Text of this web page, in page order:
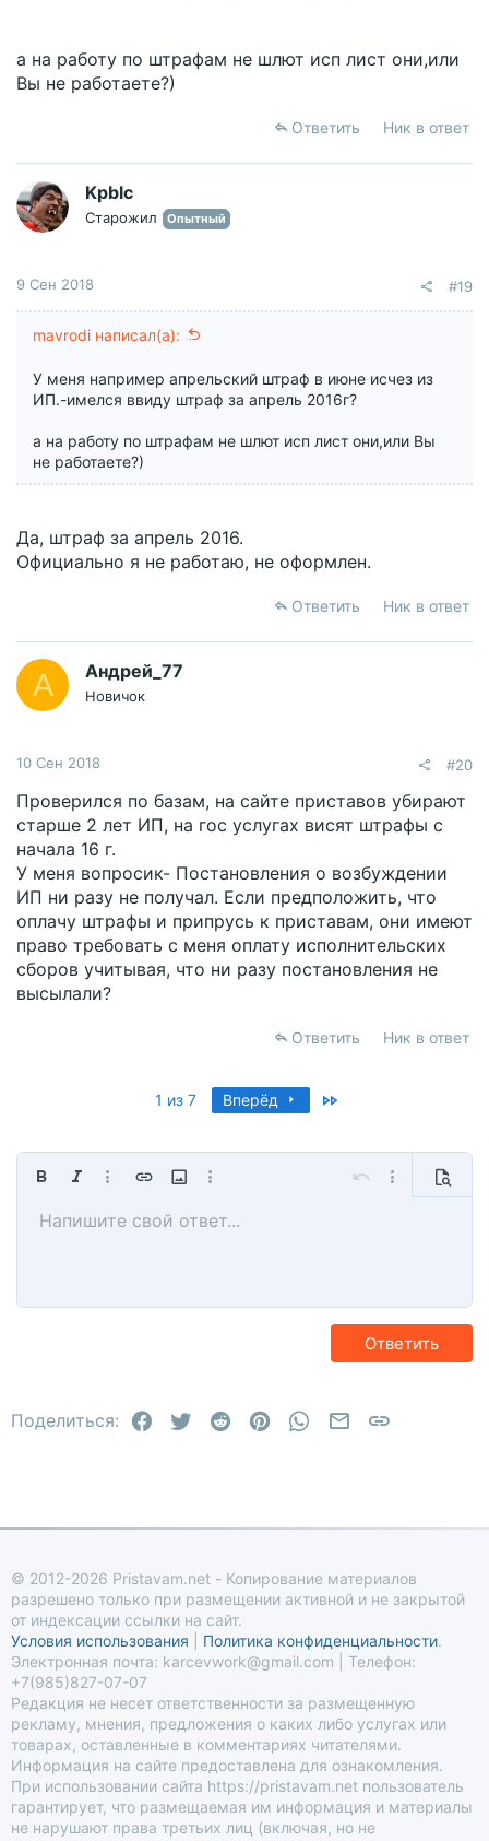
а на работу по штрафам не шлют исп лист они,или
Вы не работаете?)
Ответить Ник в ответ
Kpblc
Старожил Опытный
9 Сен 2018 #19
mavrodi написал(а):
У меня например апрельский штраф в июне исчез из
ИП.-имелся ввиду штраф за апрель 2016г?
а на работу по штрафам не шлют исп лист они,или Вы
не работаете?)
Да, штраф за апрель 2016.
Официально я не работаю, не оформлен.
Ответить Ник в ответ
А Андрей_77
Новичок
10 Сен 2018 #20
Проверился по базам, на сайте приставов убирают
старше 2 лет ИП, на гос услугах висят штрафы с
начала 16 г.
У меня вопросик- Постановления о возбуждении
ИП ни разу не получал. Если предположить, что
оплачу штрафы и припрусь к приставам, они имеют
право требовать с меня оплату исполнительских
сборов учитывая, что ни разу постановления не
высылали?
Ответить Ник в ответ
1 из 7 Вперёд
ЖирныйКурсивДополнительно...
Вставить ссылку
Вставить изображение
Дополнительно... Отменить
Размер шрифта
9
26
Цвет текста
Шрифт Arial
Trebuchet MS
ВыравниваниеПо левому краю
Выравнивание текста
Формат параграфа
Заголовок 2
Зачёркнутый
СмайлыМультицитата
МедиаВставить таблицу
Вставить горизонтальную линию
Спойлер
Повторить
Переключить режим работы редактора
Удалить форматирование
ЧерновикиСохранить черновик
Напишите свой ответ...
Ответить
Поделиться: Facebook
TwitterReddit PinterestWhatsAppЭлектронная
© 2012-2026 Pristavam.net - Копирование материалов
разрешено только при размещении активной и не закрытой
от индексации ссылки на сайт.
Условия использования
Политика конфиденциальности.
Электронная почта: karcevwork@gmail.com | Телефон:
+7(985)827-07-07
Редакция не несет ответственности за размещенную
рекламу, мнения, предложения о каких либо услугах или
товарах, оставленные в комментариях читателями.
Информация на сайте предоставлена для ознакомления.
При использовании сайта https://pristavam.net пользователь
гарантирует, что размещаемая им информация и материалы
не нарушают права третьих лиц (включая, но не